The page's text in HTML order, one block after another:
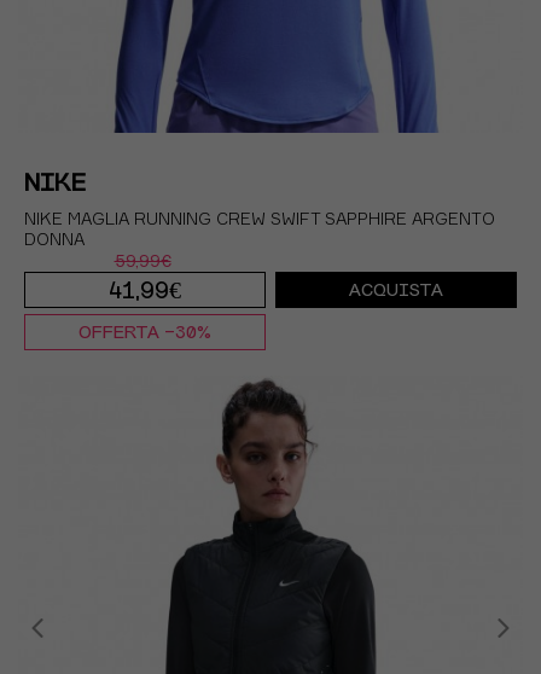
NIKE
NIKE MAGLIA RUNNING CREW SWIFT SAPPHIRE ARGENTO
DONNA
59,99€
41,99€ ACQUISTA
OFFERTA -30%